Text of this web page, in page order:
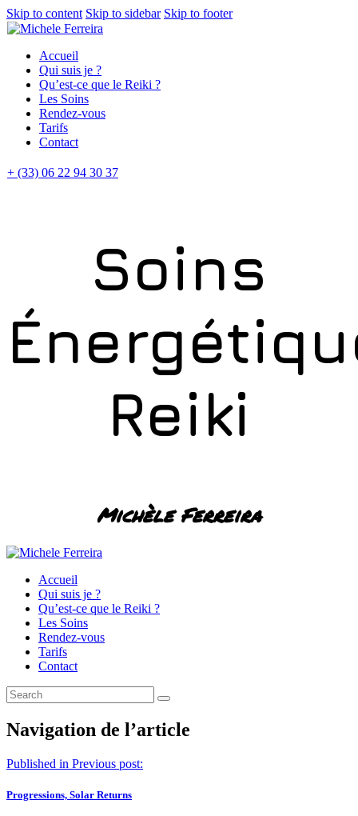
Skip to content Skip to sidebar Skip to footer
Accueil
Qui suis je ?
Qu’est-ce que le Reiki ?
Les Soins
Rendez-vous
Tarifs
Contact
+ (33) 06 22 94 30 37
Soins
Reiki
Michèle Ferreira
Accueil
Qui suis je ?
Qu’est-ce que le Reiki ?
Les Soins
Rendez-vous
Tarifs
Contact
Navigation de l’article
Published in Previous post:
Progressions, Solar Returns